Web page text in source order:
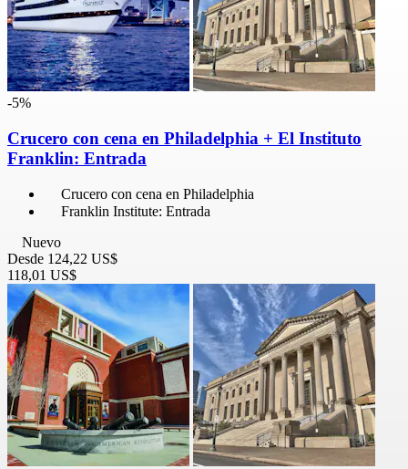
-5%
Crucero con cena en Philadelphia + El Instituto
Franklin: Entrada
Crucero con cena en Philadelphia
Franklin Institute: Entrada
Nuevo
Desde 124,22 US$
118,01 US$